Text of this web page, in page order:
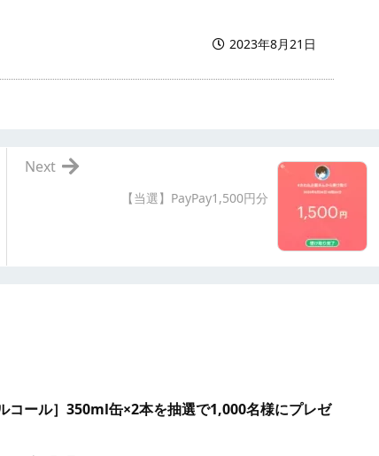
2023年8月21日
【当選】PayPay1,500円分
Next
コール］350ml缶×2本を抽選で1,000名様にプレゼ